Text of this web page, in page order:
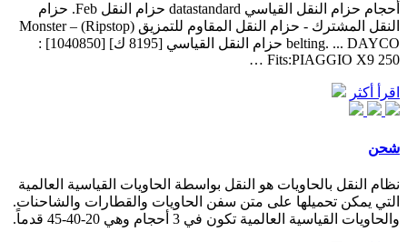
أحجام حزام النقل القياسي datastandard حزام النقل Feb. حزام
النقل المشترك - حزام النقل المقاوم للتمزيق (Ripstop) – Monster
belting. ... DAYCO حزام النقل القياسي [8195 ك] [1040850] :
Fits:PIAGGIO X9 250 …
اقرأ أكثر
شحن
نظام النقل بالحاويات هو النقل بواسطة الحاويات القياسية العالمية
التي يمكن تحميلها على متن سفن الحاويات والقطارات والشاحنات.
والحاويات القياسية العالمية تكون في 3 أحجام وهي 20-40-45 قدماً.